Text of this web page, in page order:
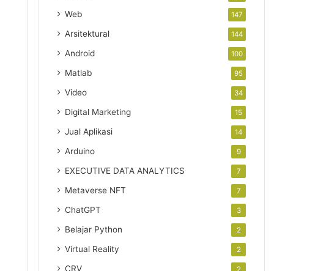
Web 147
Arsitektural 144
Android 100
Matlab 95
Video 34
Digital Marketing 15
Jual Aplikasi 14
Arduino 9
EXECUTIVE DATA ANALYTICS 7
Metaverse NFT 7
ChatGPT 3
Belajar Python 2
Virtual Reality 2
CRV 2